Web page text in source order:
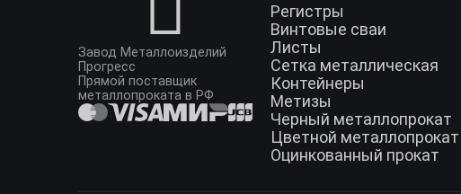
Завод Металлоизделий
Прогресс
Прямой поставщик
металлопроката в РФ
Регистры
Винтовые сваи
Листы
Сетка металлическая
Контейнеры
Метизы
Черный металлопрокат
Цветной металлопрокат
Оцинкованный прокат